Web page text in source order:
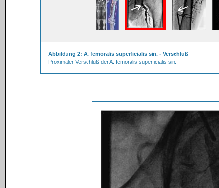
Abbildung 2: A. femoralis superficialis sin. - Verschluß
Proximaler Verschluß der A. femoralis superficialis sin.